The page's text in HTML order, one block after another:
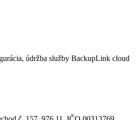
údržba služby BackupLink cloud